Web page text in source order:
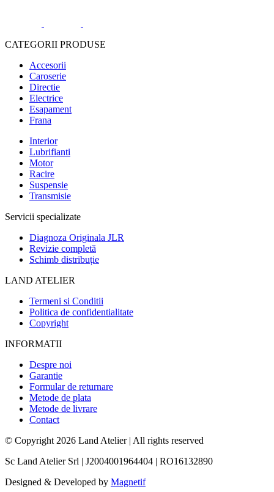
CATEGORII PRODUSE
Accesorii
Caroserie
Directie
Electrice
Esapament
Frana
Interior
Lubrifianti
Motor
Racire
Suspensie
Transmisie
Servicii specializate
Diagnoza Originala JLR
Revizie completă
Schimb distribuție
LAND ATELIER
Termeni si Conditii
Politica de confidentialitate
Copyright
INFORMATII
Despre noi
Garantie
Formular de returnare
Metode de plata
Metode de livrare
Contact
© Copyright 2026 Land Atelier | All rights reserved
Sc Land Atelier Srl | J2004001964404 | RO16132890
Designed & Developed by Magnetif